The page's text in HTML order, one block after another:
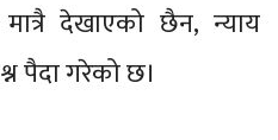
मात्रै देखाएको छैन, न्याय
पैदा गरेको छ।